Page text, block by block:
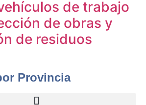
de trabajo
de obras y
de residuos
Provincia